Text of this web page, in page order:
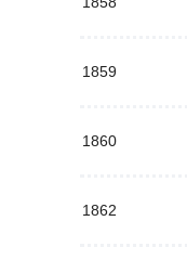
1859
1860
1862